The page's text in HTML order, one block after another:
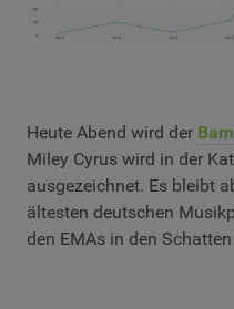
Heute Abend wird der
Miley Cyrus wird in der
ausgezeichnet. Es bleibt
ältesten deutschen
den EMAs in den